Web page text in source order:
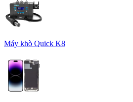
Máy khò Quick K8